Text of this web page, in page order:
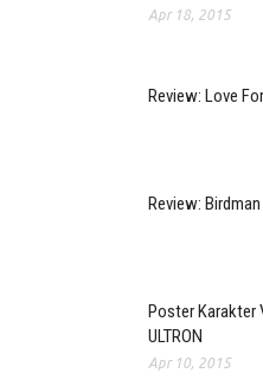
Apr 18, 2015
Review: Love
Review:
Poster Karakter
ULTRON
Apr 10, 2015